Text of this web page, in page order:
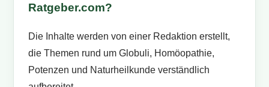
Ratgeber.com?
Die Inhalte werden von einer Redaktion erstellt,
die Themen rund um Globuli, Homöopathie,
Potenzen und Naturheilkunde verständlich